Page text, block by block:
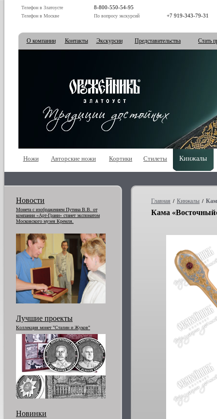
Телефон в Златоусте 8-800-550-54-95
Телефон в Москве По вопросу экскурсий +7 919-343-79-31
О компании Контакты Экскурсии Представительства Стать
Ножи Авторские ножи Кортики Стилеты Кинжалы
Новости
Монета с изображением Путина В.В. от
компании «Арт-Грани» станет экспонатом
Московского музея Кремля.
Лучшие проекты
Коллекция монет "Сталин и Жуков"
Новинки
Главная / Кинжалы /
Кама